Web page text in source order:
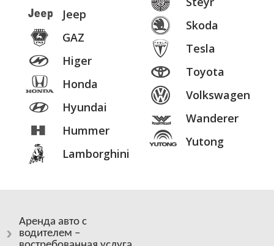
Jeep
GAZ
Higer
Honda
Hyundai
Hummer
Lamborghini
Skoda
Tesla
Toyota
Volkswagen
Wanderer
Yutong
Аренда авто с
водителем –